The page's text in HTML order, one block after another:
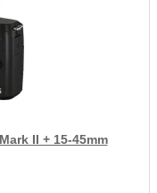
II + 15-45mm